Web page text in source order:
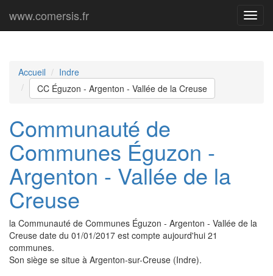
Menu
www.comersis.fr
Accueil
Indre
CC Éguzon - Argenton - Vallée de la Creuse
Communauté de
Communes Éguzon -
Argenton - Vallée de la
Creuse
la Communauté de Communes Éguzon - Argenton - Vallée de la
Creuse date du 01/01/2017 est compte aujourd'hui 21
communes.
Son siège se situe à Argenton-sur-Creuse (Indre).